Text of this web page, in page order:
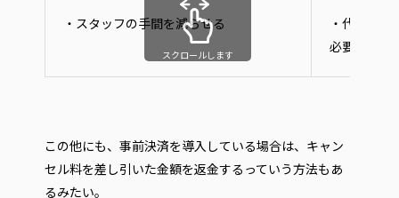
・スタッフの手間を減らせる
・代行サ
必要になる
スクロールします
この他にも、事前決済を導入している場合は、キャン
セル料を差し引いた金額を返金するっていう方法もあ
るみたい。